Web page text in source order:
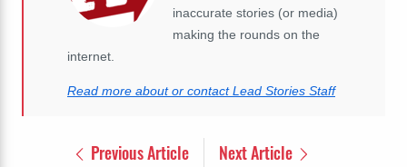
inaccurate stories (or media)
making the rounds on the
internet.
Read more about or contact Lead Stories Staff
Previous Article Next Article